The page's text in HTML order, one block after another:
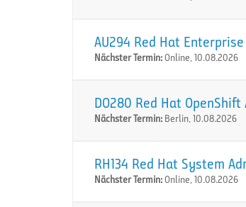
AU294 Red Hat
Nächster Termin:Online, 10.08.2026
DO280 Red Hat
Nächster Termin: Berlin, 10.08.2026
RH134 Red Hat System
Nächster Termin:Online, 10.08.2026